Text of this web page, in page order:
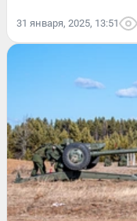
31 января, 2025, 13:51